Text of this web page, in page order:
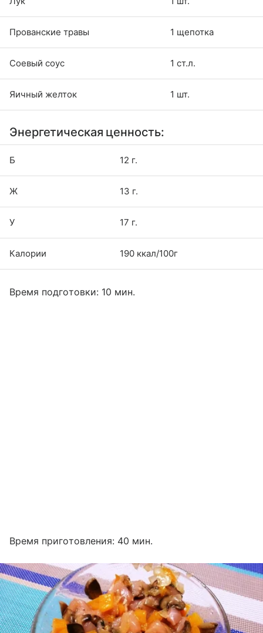
Прованские травы 1 щепотка
Соевый соус 1 ст.л.
Яичный желток 1 шт.
Энергетическая ценность:
Б 12 г.
Ж 13 г.
У 17 г.
Калории 190 ккал/100г
Время подготовки: 10 мин.
Время приготовления: 40 мин.